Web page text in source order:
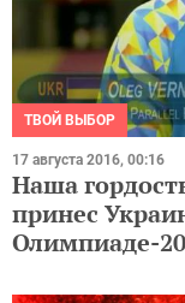
ТВОЙ ВЫБОР
17 августа 2016, 00:16
Наша
принес
Олимпиаде-